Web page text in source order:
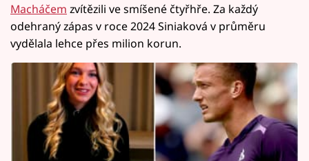
Macháčem zvítězili ve smíšené čtyřhře. Za každý
odehraný zápas v roce 2024 Siniaková v průměru
vydělala lehce přes milion korun.